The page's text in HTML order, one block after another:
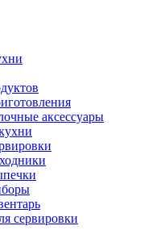
аксессуары
сервировки